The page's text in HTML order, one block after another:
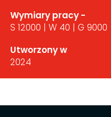
Wymiary pracy -
S 12000 | W 40 | G 9000
Utworzony w
2024